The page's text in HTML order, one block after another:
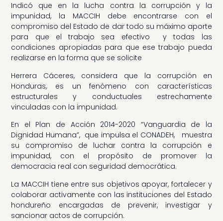
Indicó que en la lucha contra la corrupción y la
impunidad, la MACCIH debe encontrarse con el
compromiso del Estado de dar todo su máximo aporte
para que el trabajo sea efectivo y todas las
condiciones apropiadas para que ese trabajo pueda
realizarse en la forma que se solicite
Herrera Cáceres, considera que la corrupción en
Honduras, es un fenómeno con características
estructurales y conductuales estrechamente
vinculadas con la impunidad.
En el Plan de Acción 2014-2020 “Vanguardia de la
Dignidad Humana”, que impulsa el CONADEH, muestra
su compromiso de luchar contra la corrupción e
impunidad, con el propósito de promover la
democracia real con seguridad democrática.
La MACCIH tiene entre sus objetivos apoyar, fortalecer y
colaborar activamente con las instituciones del Estado
hondureño encargadas de prevenir, investigar y
sancionar actos de corrupción.